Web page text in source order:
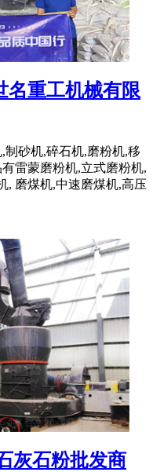
名重工机械有限
砂机,碎石机,磨粉机,移
雷蒙磨粉机,立式磨粉机,
, 磨煤机,中速磨煤机,高压
灰石粉批发商